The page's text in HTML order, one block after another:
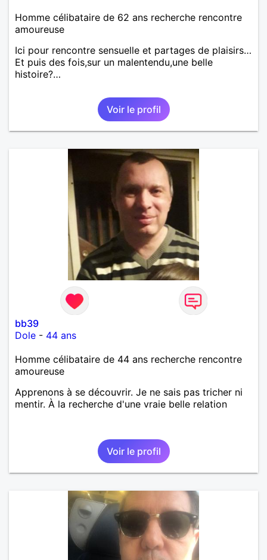
Homme célibataire de 62 ans recherche rencontre
amoureuse
Ici pour rencontre sensuelle et partages de plaisirs…
Et puis des fois,sur un malentendu,une belle
histoire?…
Voir le profil
bb39
Dole - 44 ans
Homme célibataire de 44 ans recherche rencontre
amoureuse
Apprenons à se découvrir. Je ne sais pas tricher ni
mentir. À la recherche d'une vraie belle relation
Voir le profil